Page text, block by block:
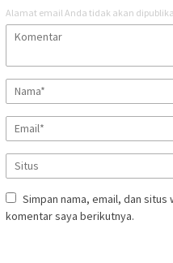
Alamat email Anda tidak akan
Simpan nama, email, dan
komentar saya berikutnya.